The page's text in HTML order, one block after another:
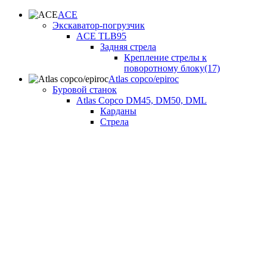
ACE
Экскаватор-погрузчик
ACE TLB95
Задняя стрела
Крепление стрелы к
поворотному блоку(17)
Atlas copco/epiroc
Буровой станок
Atlas Copco DM45, DM50, DML
Карданы
Стрела